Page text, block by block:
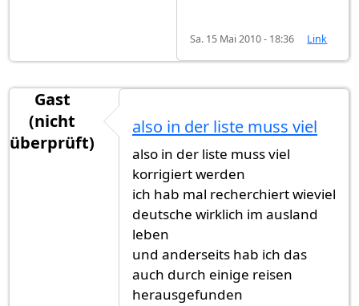
Sa. 15 Mai 2010 - 18:36 Link
Gast
(nicht
überprüft)
also in der liste muss viel
also in der liste muss viel
korrigiert werden
ich hab mal recherchiert wieviel
deutsche wirklich im ausland
leben
und anderseits hab ich das
auch durch einige reisen
herausgefunden